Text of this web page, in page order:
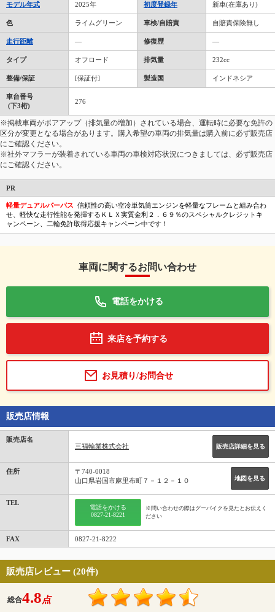
モデル年式 2025年 初度登録年 新車(在庫あり)
色 ライムグリーン 車検/自賠責 自賠責保険無し
走行距離 ― 修復歴 ―
タイプ オフロード 排気量 232cc
整備/保証 [保証付] 製造国 インドネシア
車台番号
(下3桁)
276
※掲載車両がボアアップ（排気量の増加）されている場合、運転時に必要な免許の
区分が変更となる場合があります。購入希望の車両の排気量は購入前に必ず販売店
にご確認ください。
※社外マフラーが装着されている車両の車検対応状況につきましては、必ず販売店
にご確認ください。
PR
軽量デュアルパーパス 信頼性の高い空冷単気筒エンジンを軽量なフレームと組み合わ
せ、軽快な走行性能を発揮するＫＬＸ実質金利２．６９％のスペシャルクレジットキ
ャンペーン、二輪免許取得応援キャンペーン中です！
車両に関するお問い合わせ
電話をかける
来店を予約する
お見積り/お問合せ
販売店情報
販売店名
三福輪業株式会社
販売店詳細を見る
住所
地図を見る
〒740-0018
山口県岩国市麻里布町７－１２－１０
TEL
電話をかける
0827-21-8221
※問い合わせの際はグーバイクを見たとお伝えく
ださい
FAX 0827-21-8222
販売店レビュー (20件)
総合4.8点